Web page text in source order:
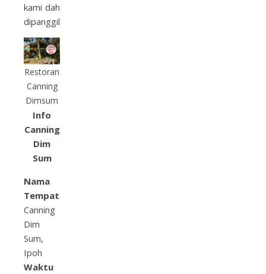
kami dah
dipanggil.
Restoran
Canning
Dimsum
Info
Canning
Dim
Sum
Nama
Tempat:
Canning
Dim
Sum,
Ipoh
Waktu